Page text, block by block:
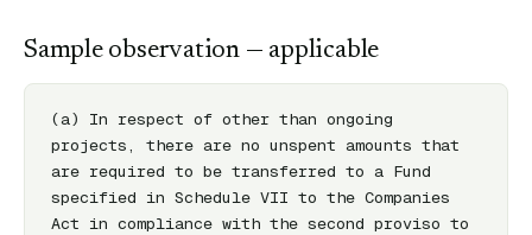
Sample observation — applicable
(a) In respect of other than ongoing
projects, there are no unspent amounts that
are required to be transferred to a Fund
specified in Schedule VII to the Companies
Act in compliance with the second proviso to